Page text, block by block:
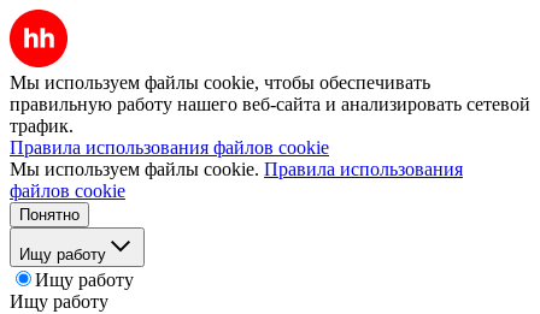
Мы используем файлы cookie, чтобы обеспечивать
правильную работу нашего веб-сайта и анализировать сетевой
трафик.
Правила использования файлов cookie
Мы используем файлы cookie. Правила использования
файлов cookie
Понятно
Ищу работу
Ищу работу
Ищу работу